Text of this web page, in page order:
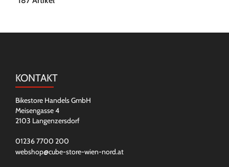
KONTAKT
Bikestore Handels GmbH
Meisengasse 4
2103 Langenzersdorf
01236 7700 200
webshop@cube-store-wien-nord.at